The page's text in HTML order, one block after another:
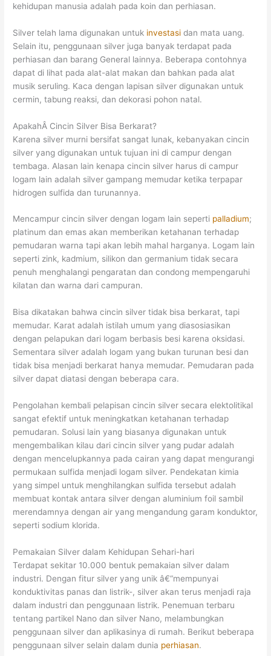
kehidupan manusia adalah pada koin dan perhiasan.
Silver telah lama digunakan untuk investasi dan mata uang.
Selain itu, penggunaan silver juga banyak terdapat pada
perhiasan dan barang General lainnya. Beberapa contohnya
dapat di lihat pada alat-alat makan dan bahkan pada alat
musik seruling. Kaca dengan lapisan silver digunakan untuk
cermin, tabung reaksi, dan dekorasi pohon natal.
ApakahÂ Cincin Silver Bisa Berkarat?
Karena silver murni bersifat sangat lunak, kebanyakan cincin
silver yang digunakan untuk tujuan ini di campur dengan
tembaga. Alasan lain kenapa cincin silver harus di campur
logam lain adalah silver gampang memudar ketika terpapar
hidrogen sulfida dan turunannya.
Mencampur cincin silver dengan logam lain seperti palladium;
platinum dan emas akan memberikan ketahanan terhadap
pemudaran warna tapi akan lebih mahal harganya. Logam lain
seperti zink, kadmium, silikon dan germanium tidak secara
penuh menghalangi pengaratan dan condong mempengaruhi
kilatan dan warna dari campuran.
Bisa dikatakan bahwa cincin silver tidak bisa berkarat, tapi
memudar. Karat adalah istilah umum yang diasosiasikan
dengan pelapukan dari logam berbasis besi karena oksidasi.
Sementara silver adalah logam yang bukan turunan besi dan
tidak bisa menjadi berkarat hanya memudar. Pemudaran pada
silver dapat diatasi dengan beberapa cara.
Pengolahan kembali pelapisan cincin silver secara elektolitikal
sangat efektif untuk meningkatkan ketahanan terhadap
pemudaran. Solusi lain yang biasanya digunakan untuk
mengembalikan kilau dari cincin silver yang pudar adalah
dengan mencelupkannya pada cairan yang dapat mengurangi
permukaan sulfida menjadi logam silver. Pendekatan kimia
yang simpel untuk menghilangkan sulfida tersebut adalah
membuat kontak antara silver dengan aluminium foil sambil
merendamnya dengan air yang mengandung garam konduktor,
seperti sodium klorida.
Pemakaian Silver dalam Kehidupan Sehari-hari
Terdapat sekitar 10.000 bentuk pemakaian silver dalam
industri. Dengan fitur silver yang unik â€“mempunyai
konduktivitas panas dan listrik-, silver akan terus menjadi raja
dalam industri dan penggunaan listrik. Penemuan terbaru
tentang partikel Nano dan silver Nano, melambungkan
penggunaan silver dan aplikasinya di rumah. Berikut beberapa
penggunaan silver selain dalam dunia perhiasan.